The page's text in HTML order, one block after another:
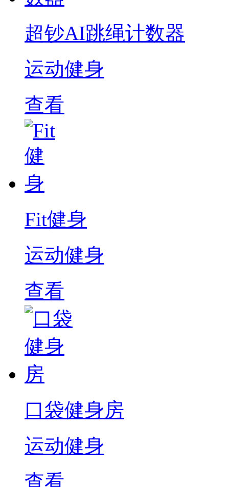
超钞AI跳绳计数器
运动健身
查看
Fit健身
运动健身
查看
口袋健身房
运动健身
查看